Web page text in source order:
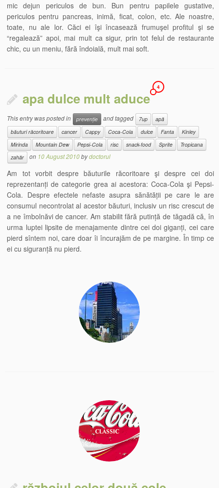
mic dejun periculos de bun. Bun pentru papilele gustative,
periculos pentru pancreas, inimă, ficat, colon, etc. Ale noastre,
toate, nu ale lor. Căci ei îşi încasează frumuşel profitul şi se
“regalează” apoi, mai mult ca sigur, prin tot felul de restaurante
chic, cu un meniu, fără îndoială, mult mai soft.
apa dulce mult aduce
4
This entry was posted in prevenție and tagged 7up
apă
băuturi răcoritoare
cancer Cappy Coca-Cola dulce Fanta
Kinley
Mirinda
Mountain Dew Pepsi-Cola risc snack-food Sprite
Tropicana
zahăr
on 10 August 2010bydoctorul
Am tot vorbit despre băuturile răcoritoare şi despre cei doi
reprezentanți de categorie grea ai acestora: Coca-Cola şi Pepsi-
Cola. Despre efectele nefaste asupra sănătății pe care le are
consumul necontrolat al acestor băuturi, inclusiv un risc crescut de
a ne îmbolnăvi de cancer. Am stabilit fără putință de tăgadă că, în
urma luptei lipsite de menajamente dintre cei doi giganți, cei care
pierd sîntem noi, care doar îi încurajăm de pe margine. În timp ce
ei cu siguranță nu pierd.